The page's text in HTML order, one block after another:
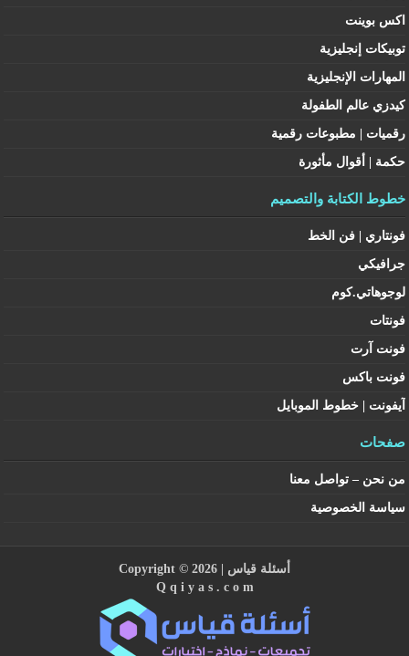
اكس بوينت
توبيكات إنجليزية
المهارات الإنجليزية
كيدزي عالم الطفولة
رقميات | مطبوعات رقمية
حكمة | أقوال مأثورة
خطوط الكتابة والتصميم
فونتاري | فن الخط
جرافيكي
لوجوهاتي.كوم
فونتات
فونت آرت
فونت باكس
آيفونت | خطوط الموبايل
صفحات
من نحن – تواصل معنا
سياسة الخصوصية
أسئلة قياس | Copyright © 2026
Q q i y a s . c o m